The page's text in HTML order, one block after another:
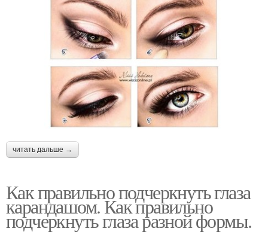
читать дальше →
Как правильно подчеркнуть глаза
карандашом. Как правильно
подчеркнуть глаза разной формы.